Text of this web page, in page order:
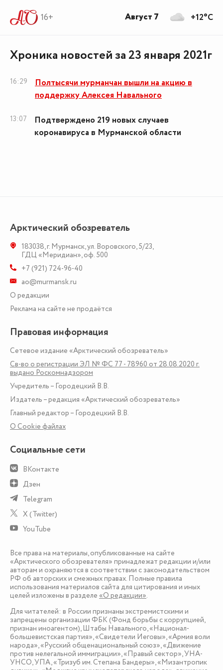
16+
Хроника новостей за 23 января 2021г
16:29
Полтысячи мурманчан вышли на акцию в
поддержку Алексея Навального
13:07
Подтверждено 219 новых случаев
коронавируса в Мурманской области
Арктический обозреватель
183038,г. Мурманск,ул. Воровского, 5/23,
ГДЦ «Меридиан», оф. 500
+7 (921) 724-96-40
ao@murmansk.ru
О редакции
Реклама на сайте не продаётся
Правовая информация
Сетевое издание «Арктический обозреватель»
Св-во о регистрации ЭЛ № ФС 77 - 78960 от 28.08.2020 г.
выдано Роскомнадзором
Учредитель – Городецкий В.В.
Издатель – редакция «Арктический обозреватель»
Главный редактор – Городецкий В.В.
О Сookie файлах
Социальные сети
ВКонтакте
Дзен
Telegram
X (Twitter)
YouTube
Все права на материалы, опубликованные на сайте
«Арктического обозревателя» принадлежат редакции и/или
авторам и охраняются в соответствии с законодательством
РФ об авторских и смежных правах. Полные правила
использования материалов сайта для цитирования и иных
целей изложены в разделе «О редакции».
Для читателей: в России признаны экстремистскими и
запрещены организации ФБК (Фонд борьбы с коррупцией,
признан иноагентом), Штабы Навального, «Национал-
большевистская партия», «Свидетели Иеговы», «Армия воли
народа», «Русский общенациональный союз», «Движение
против нелегальной иммиграции», «Правый сектор», УНА-
УНСО, УПА, «Тризуб им. Степана Бандеры», «Мизантропик
+12°C
Август 7